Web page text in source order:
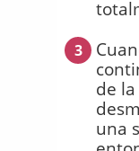
3
de
una